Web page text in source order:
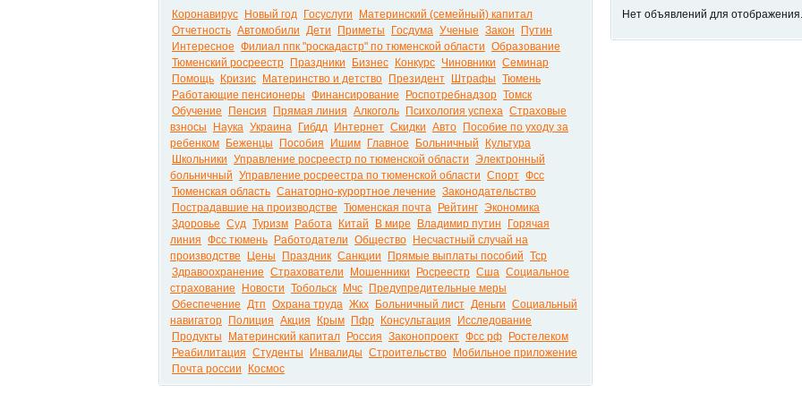
Коронавирус Новый год Госуслуги
Материнский (семейный) капитал
Отчетность Автомобили Дети Приметы Госдума Ученые Закон
Путин
Интересное Филиал ппк "роскадастр" по тюменской области Образование
Тюменский росреестр
Праздники Бизнес Конкурс Чиновники Семинар
Помощь
Кризис Материнство и детство Президент Штрафы Тюмень
Работающие пенсионеры Финансирование Роспотребнадзор Томск
Обучение
Пенсия Прямая линия Алкоголь Психология успеха Страховые
взносы
Наука Украина Гибдд Интернет Скидки Авто
Пособие по уходу за
ребенком
Беженцы Пособия Ишим Главное Больничный
Культура
Школьники Управление росреестр по тюменской области Электронный
больничный Управление росреестра по тюменской области Спорт Фсс
Тюменская область Санаторно-курортное лечение Законодательство
Пострадавшие на производстве Тюменская почта Рейтинг Экономика
Здоровье Суд Туризм Работа Китай В мире Владимир путин
Горячая
линия Фсс тюмень Работодатели Общество
Несчастный случай на
производстве
Цены Праздник Санкции Прямые выплаты пособий Тср
Здравоохранение Страхователи Мошенники Росреестр Сша Социальное
страхование
Новости Тобольск Мчс
Предупредительные меры
Обеспечение Дтп Охрана труда Жкх Больничный лист Деньги Социальный
навигатор
Полиция Акция Крым Пфр Консультация
Исследование
Продукты
Материнский капитал Россия Законопроект Фсс рф
Ростелеком
Реабилитация Студенты Инвалиды Строительство
Мобильное приложение
Почта россии
Космос
Нет объявлений для отображения.